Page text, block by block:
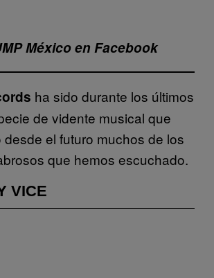
México en Facebook
ha sido durante los últimos
de vidente musical que
el futuro muchos de los
que hemos escuchado.
VICE